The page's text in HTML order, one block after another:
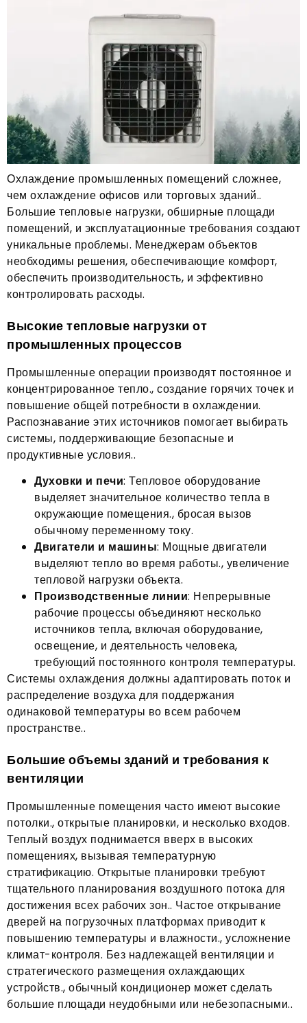
Охлаждение промышленных помещений сложнее,
чем охлаждение офисов или торговых зданий..
Большие тепловые нагрузки, обширные площади
помещений, и эксплуатационные требования создают
уникальные проблемы. Менеджерам объектов
необходимы решения, обеспечивающие комфорт,
обеспечить производительность, и эффективно
контролировать расходы.
Высокие тепловые нагрузки от
промышленных процессов
Промышленные операции производят постоянное и
концентрированное тепло., создание горячих точек и
повышение общей потребности в охлаждении.
Распознавание этих источников помогает выбирать
системы, поддерживающие безопасные и
продуктивные условия..
Духовки и печи: Тепловое оборудование
выделяет значительное количество тепла в
окружающие помещения., бросая вызов
обычному переменному току.
Двигатели и машины: Мощные двигатели
выделяют тепло во время работы., увеличение
тепловой нагрузки объекта.
Производственные линии: Непрерывные
рабочие процессы объединяют несколько
источников тепла, включая оборудование,
освещение, и деятельность человека,
требующий постоянного контроля температуры.
Системы охлаждения должны адаптировать поток и
распределение воздуха для поддержания
одинаковой температуры во всем рабочем
пространстве..
Большие объемы зданий и требования к
вентиляции
Промышленные помещения часто имеют высокие
потолки., открытые планировки, и несколько входов.
Теплый воздух поднимается вверх в высоких
помещениях, вызывая температурную
стратификацию. Открытые планировки требуют
тщательного планирования воздушного потока для
достижения всех рабочих зон.. Частое открывание
дверей на погрузочных платформах приводит к
повышению температуры и влажности., усложнение
климат-контроля. Без надлежащей вентиляции и
стратегического размещения охлаждающих
устройств., обычный кондиционер может сделать
большие площади неудобными или небезопасными..